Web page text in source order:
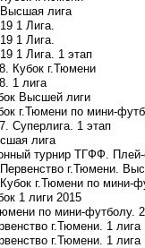
лига
1 Лига.
1 Лига.
1 Лига. 1 этап
Кубок г.Тюмени
1 лига
Высшей лиги
г.Тюмени по мини-
Суперлига. 1 этап
лига
турнир ТГФФ.
г.Тюмени.
г.Тюмени по мини-
1 лиги 2015
по мини-футболу.
г.Тюмени. 1 лига
г.Тюмени. 1 лига